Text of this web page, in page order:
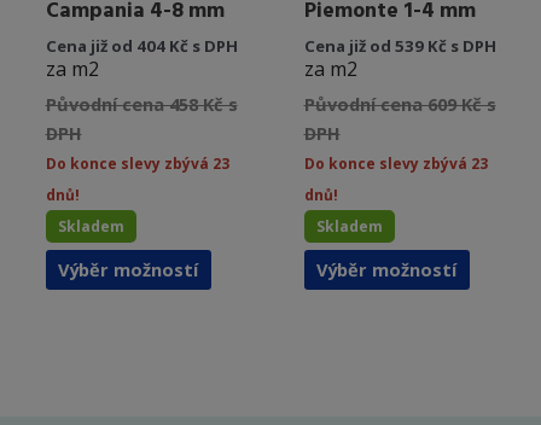
Campania 4-8 mm
Cena již od 404 Kč s DPH
za m2
Původní cena 458 Kč s
DPH
Do konce slevy zbývá 23
dnů!
Skladem
Výběr možností
Tento
produkt
Piemonte 1-4 mm
Cena již od 539 Kč s DPH
za m2
Původní cena 609 Kč s
DPH
Do konce slevy zbývá 23
dnů!
Skladem
Výběr možností
Tento
produkt